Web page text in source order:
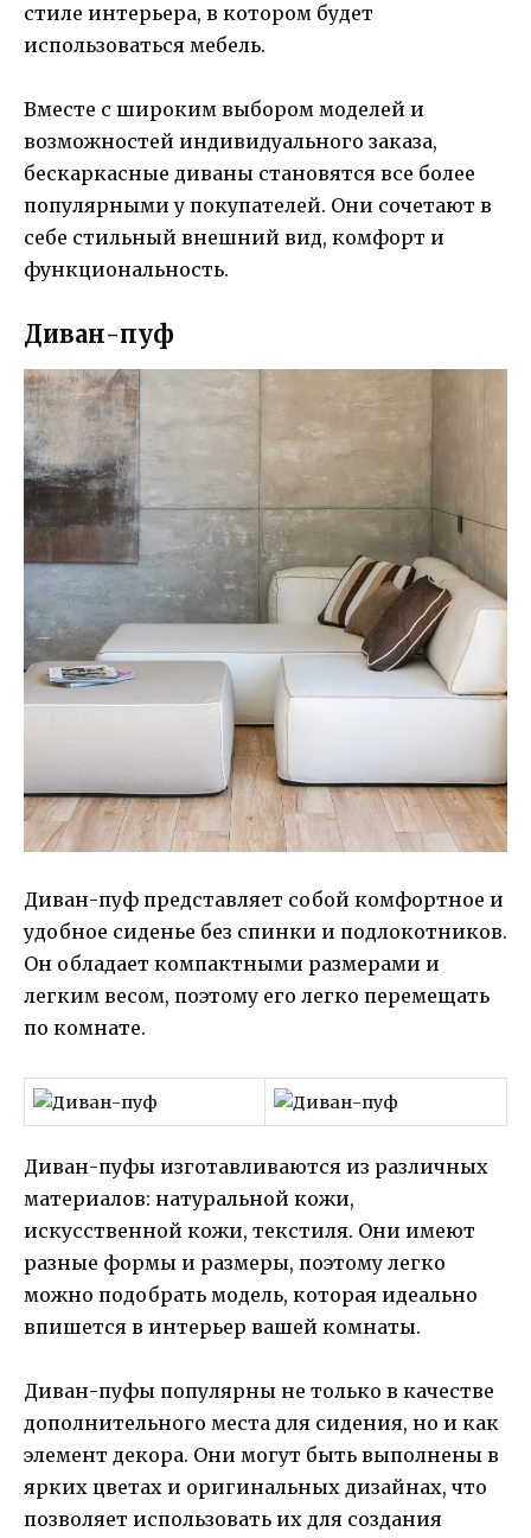
стиле интерьера, в котором будет
использоваться мебель.
Вместе с широким выбором моделей и
возможностей индивидуального заказа,
бескаркасные диваны становятся все более
популярными у покупателей. Они сочетают в
себе стильный внешний вид, комфорт и
функциональность.
Диван-пуф
Диван-пуф представляет собой комфортное и
удобное сиденье без спинки и подлокотников.
Он обладает компактными размерами и
легким весом, поэтому его легко перемещать
по комнате.
Диван-пуфы изготавливаются из различных
материалов: натуральной кожи,
искусственной кожи, текстиля. Они имеют
разные формы и размеры, поэтому легко
можно подобрать модель, которая идеально
впишется в интерьер вашей комнаты.
Диван-пуфы популярны не только в качестве
дополнительного места для сидения, но и как
элемент декора. Они могут быть выполнены в
ярких цветах и оригинальных дизайнах, что
позволяет использовать их для создания